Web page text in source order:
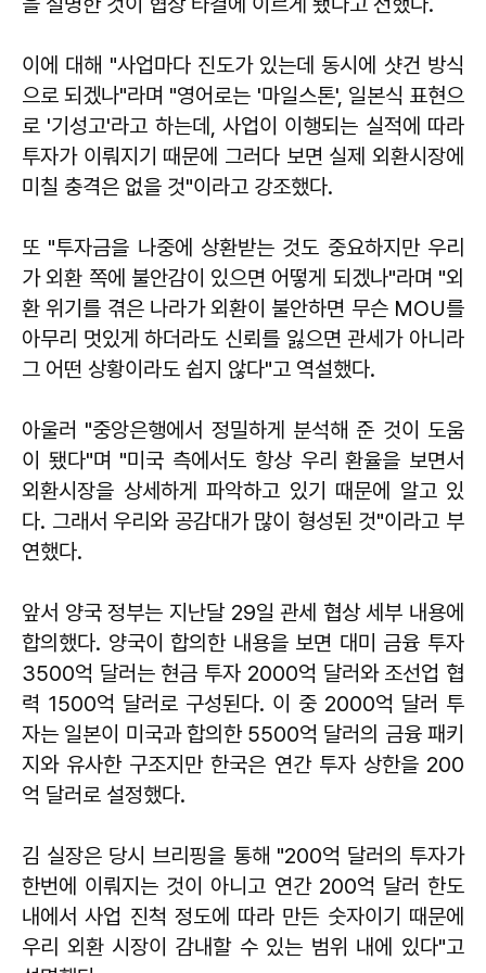
이에 대해 "사업마다 진도가 있는데 동시에 샷건 방식
으로 되겠나"라며 "영어로는 '마일스톤', 일본식 표현으
로 '기성고'라고 하는데, 사업이 이행되는 실적에 따라
투자가 이뤄지기 때문에 그러다 보면 실제 외환시장에
미칠 충격은 없을 것"이라고 강조했다.
또 "투자금을 나중에 상환받는 것도 중요하지만 우리
가 외환 쪽에 불안감이 있으면 어떻게 되겠나"라며 "외
환 위기를 겪은 나라가 외환이 불안하면 무슨 MOU를
아무리 멋있게 하더라도 신뢰를 잃으면 관세가 아니라
그 어떤 상황이라도 쉽지 않다"고 역설했다.
아울러 "중앙은행에서 정밀하게 분석해 준 것이 도움
이 됐다"며 "미국 측에서도 항상 우리 환율을 보면서
외환시장을 상세하게 파악하고 있기 때문에 알고 있
다. 그래서 우리와 공감대가 많이 형성된 것"이라고 부
연했다.
앞서 양국 정부는 지난달 29일 관세 협상 세부 내용에
합의했다. 양국이 합의한 내용을 보면 대미 금융 투자
3500억 달러는 현금 투자 2000억 달러와 조선업 협
력 1500억 달러로 구성된다. 이 중 2000억 달러 투
자는 일본이 미국과 합의한 5500억 달러의 금융 패키
지와 유사한 구조지만 한국은 연간 투자 상한을 200
억 달러로 설정했다.
김 실장은 당시 브리핑을 통해 "200억 달러의 투자가
한번에 이뤄지는 것이 아니고 연간 200억 달러 한도
내에서 사업 진척 정도에 따라 만든 숫자이기 때문에
우리 외환 시장이 감내할 수 있는 범위 내에 있다"고